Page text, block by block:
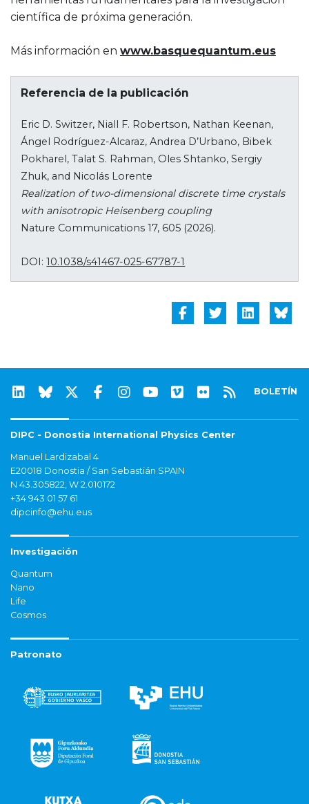
científica de próxima generación.
Más información en www.basquequantum.eus
Referencia de la publicación
Eric D. Switzer, Niall F. Robertson, Nathan Keenan,
Ángel Rodríguez-Alcaraz, Andrea D’Urbano, Bibek
Pokharel, Talat S. Rahman, Oles Shtanko, Sergiy
Zhuk, and Nicolás Lorente
Realization of two-dimensional discrete time crystals
with anisotropic Heisenberg coupling
Nature Communications 17, 605 (2026).
DOI:10.1038/s41467-025-67787-1
BOLETÍN
DIPC - Donostia International Physics Center
Manuel Lardizabal 4
E20018 Donostia / San Sebastián SPAIN
N 43.305822, W 2.010172
+34 943 01 57 61
dipcinfo@ehu.eus
Investigación
Quantum
Nano
Life
Cosmos
Patronato